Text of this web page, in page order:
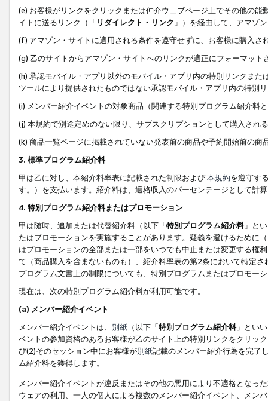
(e) お客様がリンクをクリックまたは仲介ウェブページ上でその他の
イトに送るリンク（「 リダイレクト・リンク 」）を経由して、アマゾ
(f) アマゾン・サイトに適用される条件を遵守せずに、お客様に購入さ
(g) 乙のサイトからアマゾン・サイトへのリンクが適正にフォーマッ
(h) 承認モバイル・アプリ以外のモバイル・アプリ内の特別リンクま
ツールにより提供されたものではない承認モバイル・アプリ内の特別
(i) メンバー紹介イベントの対象商品（関連する特別プログラム紹介料
(j) 本規約で別途定めのない限り、サブスクリプションとして購入され
(k) 商品一覧ページに掲載されていない発表前の商品や予約開始前の商
3. 標準プログラム紹介料
甲は乙に対し、本紹介料率表に記載された制限および本規約を遵守す
す。）を支払います。紹介料は、適格収入のパーセンテージとして計
4. 特別プログラム紹介料またはプロモーション
甲は随時、追加または代替紹介料（以下「特別プログラム紹介料」と
たはプロモーションを実施することがあります。疑義を避けるために
はプロモーションの全部または一部をいつでも中止または変更する権
て（商品購入を含まないものも）、紹介料率表の第2条において特定
プログラム文書上の制限についても、特別プログラムまたはプロモー
現在は、次の特別プログラム紹介料が利用可能です。
(a) メンバー紹介イベント
メンバー紹介イベントは、 別紙 （以下「特別プログラム紹介料」とい
ベントの参加資格のあるお客様が乙のサイト上の特別リンクをクリッ
び(2)そのセッション中にお客様が別紙記載のメンバー紹介行為を完了
ム紹介料を獲得します。
メンバー紹介イベントが違反またはその他の悪用により不適格となっ
ウェアの利用、一人の個人による複数のメンバー紹介イベント、メン